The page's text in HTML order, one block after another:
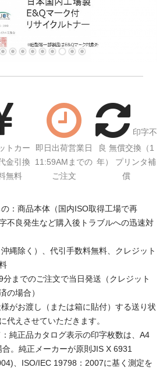
トカー
金引換
無料
即日出荷営業日
11:59AMまでの
ご注文
印字不
良 無償交換（1
年） プリンタ補
償
：商品本体（国内ISO取得工場で再
不良発生など購入後トラブルへの迅速対
縄除く）、代引手数料無料、クレジット
までのご注文で当日発送（クレジット
の場合）
がお渡し（または箱に貼付）する送り状
代えさせていただきます。
純正品カタログ表示の印字枚数は、A4
。純正メーカーが原則JIS X 6931
、ISO/IEC 19798：2007に基く測定を